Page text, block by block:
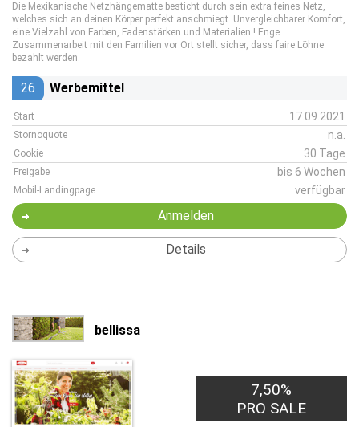
Die Mexikanische Netzhängematte besticht durch sein extra feines Netz,
welches sich an deinen Körper perfekt anschmiegt. Unvergleichbarer Komfort,
eine Vielzahl von Farben, Fadenstärken und Materialien ! Enge
Zusammenarbeit mit den Familien vor Ort stellt sicher, dass faire Löhne
bezahlt werden.
26 Werbemittel
Start 17.09.2021
Stornoquote n.a.
Cookie 30 Tage
Freigabe bis 6 Wochen
Mobil-Landingpage verfügbar
Anmelden
Details
bellissa
7,50%
PRO SALE